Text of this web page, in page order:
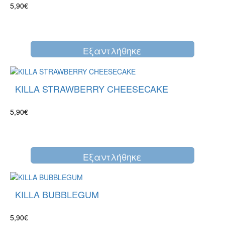
5,90€
Eξαντλήθηκε
KILLA STRAWBERRY CHEESECAKE
5,90€
Eξαντλήθηκε
KILLA BUBBLEGUM
5,90€